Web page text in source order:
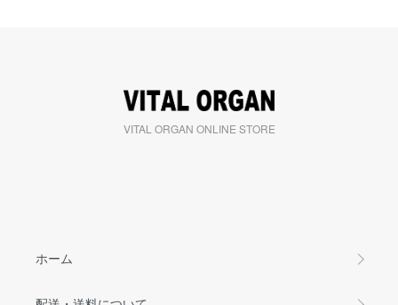
VITAL ORGAN ONLINE STORE
ホーム